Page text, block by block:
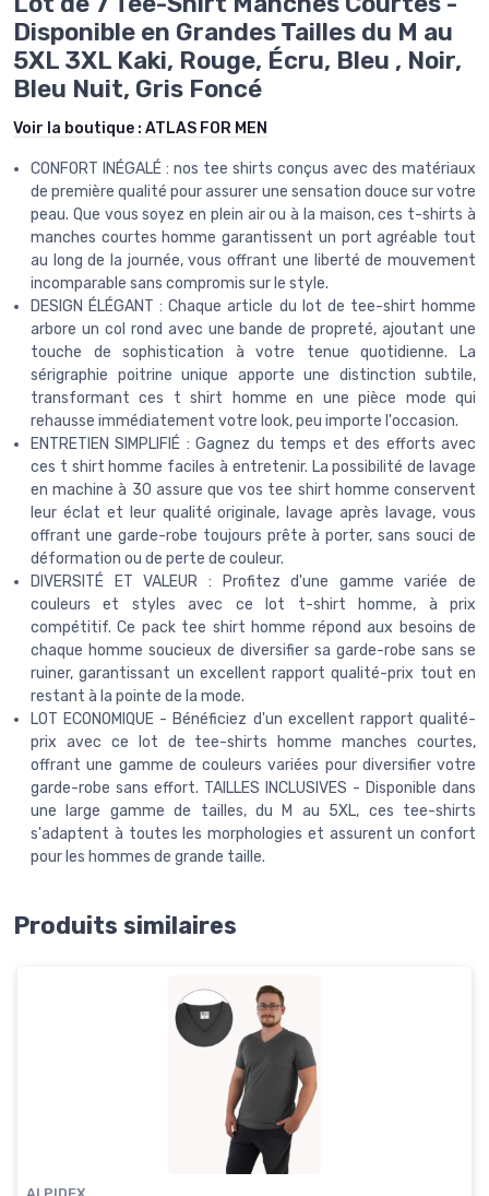
Disponible en Grandes Tailles du M au
5XL 3XL Kaki, Rouge, Écru, Bleu , Noir,
Bleu Nuit, Gris Foncé
Voir la boutique : ATLAS FOR MEN
CONFORT INÉGALÉ : nos tee shirts conçus avec des matériaux
de première qualité pour assurer une sensation douce sur votre
peau. Que vous soyez en plein air ou à la maison, ces t-shirts à
manches courtes homme garantissent un port agréable tout
au long de la journée, vous offrant une liberté de mouvement
incomparable sans compromis sur le style.
DESIGN ÉLÉGANT : Chaque article du lot de tee-shirt homme
arbore un col rond avec une bande de propreté, ajoutant une
touche de sophistication à votre tenue quotidienne. La
sérigraphie poitrine unique apporte une distinction subtile,
transformant ces t shirt homme en une pièce mode qui
rehausse immédiatement votre look, peu importe l'occasion.
ENTRETIEN SIMPLIFIÉ : Gagnez du temps et des efforts avec
ces t shirt homme faciles à entretenir. La possibilité de lavage
en machine à 30 assure que vos tee shirt homme conservent
leur éclat et leur qualité originale, lavage après lavage, vous
offrant une garde-robe toujours prête à porter, sans souci de
déformation ou de perte de couleur.
DIVERSITÉ ET VALEUR : Profitez d'une gamme variée de
couleurs et styles avec ce lot t-shirt homme, à prix
compétitif. Ce pack tee shirt homme répond aux besoins de
chaque homme soucieux de diversifier sa garde-robe sans se
ruiner, garantissant un excellent rapport qualité-prix tout en
restant à la pointe de la mode.
LOT ECONOMIQUE - Bénéficiez d'un excellent rapport qualité-
prix avec ce lot de tee-shirts homme manches courtes,
offrant une gamme de couleurs variées pour diversifier votre
garde-robe sans effort. TAILLES INCLUSIVES - Disponible dans
une large gamme de tailles, du M au 5XL, ces tee-shirts
s'adaptent à toutes les morphologies et assurent un confort
pour les hommes de grande taille.
Produits similaires